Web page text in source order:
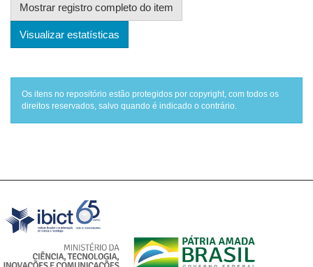
Mostrar registro completo do item
Visualizar estatísticas
Os itens no repositório estão protegidos por copyright, com todos os
direitos reservados, salvo quando é indicado o contrário.